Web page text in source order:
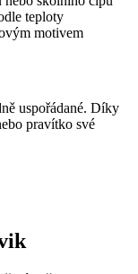
teploty
motivem
uspořádané. Díky
pravítko své